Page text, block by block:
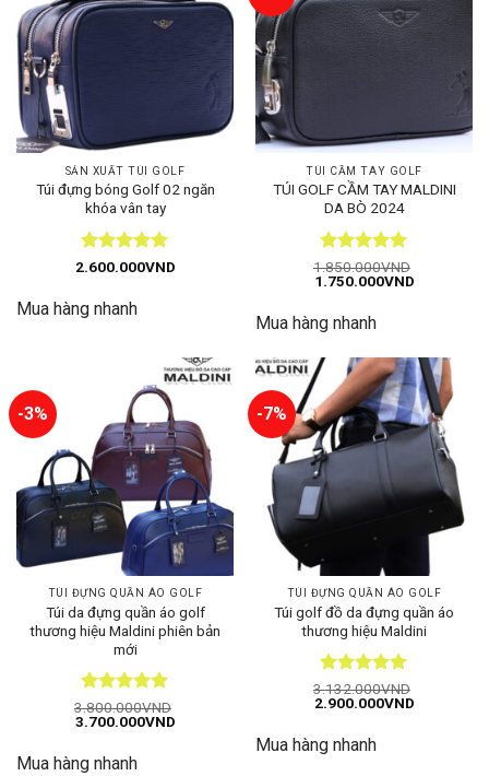
SẢN XUẤT TÚI GOLF
Túi đựng bóng Golf 02 ngăn
khóa vân tay
Được xếp
sao
2.600.000VND
Mua hàng nhanh
TÚI CẦM TAY GOLF
TÚI GOLF CẦM TAY MALDINI
DA BÒ 2024
Được xếp
hạng55
1.850.000VND
Giá
1.850.000VND.
1.750.000VNDGiá
Mua hàng nhanh
-3%
TÚI ĐỰNG QUẦN ÁO GOLF
Túi da đựng quần áo golf
thương hiệu Maldini phiên bản
mới
Được xếp
hạng55
3.800.000VND
Giá
3.800.000VND.
3.700.000VNDGiá
Mua hàng nhanh
-7%
TÚI ĐỰNG QUẦN ÁO GOLF
Túi golf đồ da đựng quần áo
thương hiệu Maldini
Được xếp
hạng55
3.132.000VND
Giá
3.132.000VND.
2.900.000VNDGiá
Mua hàng nhanh